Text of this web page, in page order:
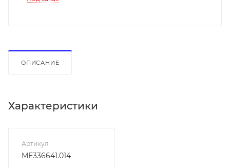
ОПИСАНИЕ
Характеристики
Артикул
ME336641.014